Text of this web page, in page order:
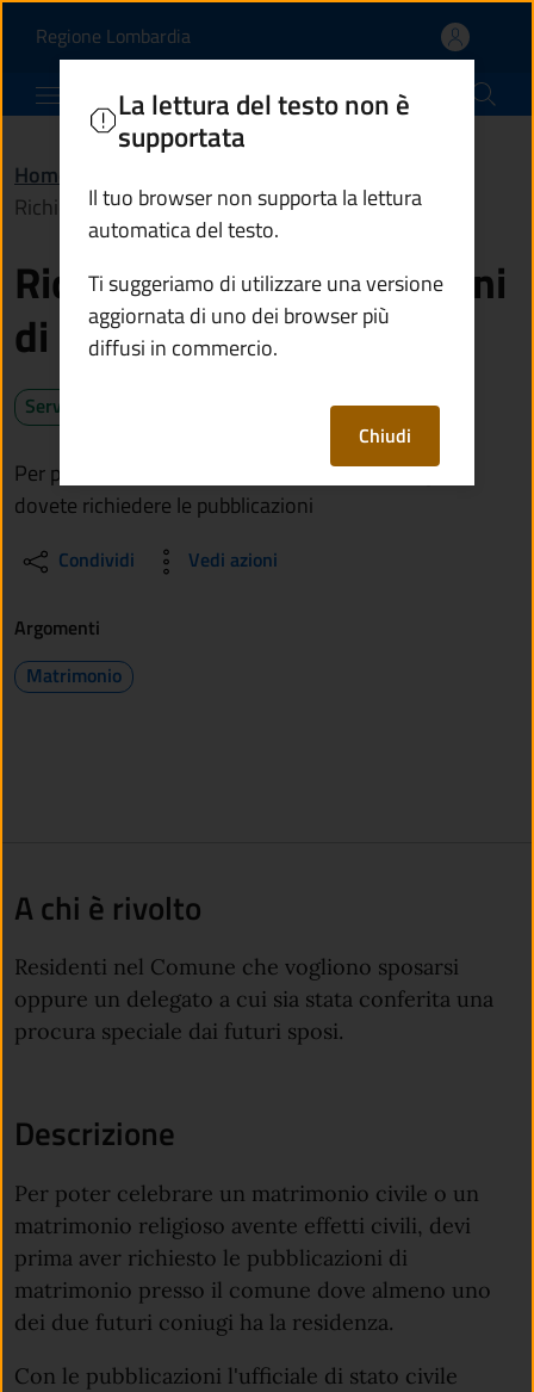
Richiedere le
Regione Lombardia(apre in un'altra scheda).
Comune di Sellero
Home
Richiedere le pubblicazioni di matrimonio
Richiedere le pubblicazioni
di matrimonio
Servizio attivo
Per poter celebrare un matrimonio civile o religioso
dovete richiedere le pubblicazioni
Condividi Vedi azioni
La lettura del testo non è
supportata
Il tuo browser non supporta la lettura
automatica del testo.
Ti suggeriamo di utilizzare una versione
aggiornata di uno dei browser più
diffusi in commercio.
Chiudi
Argomenti
Matrimonio
A chi è rivolto
Residenti nel Comune che vogliono sposarsi
oppure un delegato a cui sia stata conferita una
procura speciale dai futuri sposi.
Descrizione
Per poter celebrare un matrimonio civile o un
matrimonio religioso avente effetti civili, devi
prima aver richiesto le pubblicazioni di
matrimonio presso il comune dove almeno uno
dei due futuri coniugi ha la residenza.
Con le pubblicazioni l'ufficiale di stato civile